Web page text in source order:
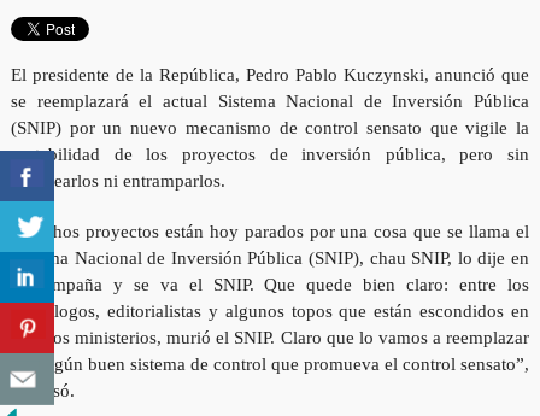
El presidente de la República, Pedro Pablo Kuczynski, anunció que
se reemplazará el actual Sistema Nacional de Inversión Pública
(SNIP) por un nuevo mecanismo de control sensato que vigile la
rentabilidad de los proyectos de inversión pública, pero sin
bloquearlos ni entramparlos.
“Muchos proyectos están hoy parados por una cosa que se llama el
Sistema Nacional de Inversión Pública (SNIP), chau SNIP, lo dije en
la campaña y se va el SNIP. Que quede bien claro: entre los
opinólogos, editorialistas y algunos topos que están escondidos en
algunos ministerios, murió el SNIP. Claro que lo vamos a reemplazar
por algún buen sistema de control que promueva el control sensato”,
expresó.